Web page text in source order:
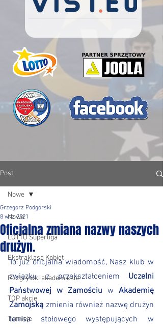
Post
Nowe
LOTTO Superliga
Ekstraklasa Kobiet
Rozgrywki akademickie
TOP akcje
Turnieje
Nowe
Oficjalna zmiana nazwy naszych
drużyn.
Grzegorz Podgórski
8 wrz 2021
To już oficjalna wiadomość, Nasz klub w
związku z przekształceniem Uczelni
Państwowej w Zamościu w Akademię
Zamojską zmienia również nazwę drużyn
tenisa stołowego występujących w